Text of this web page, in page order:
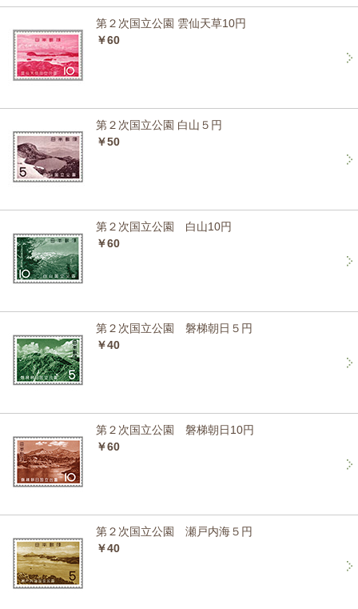
第２次国立公園 雲仙天草10円
￥60
第２次国立公園 白山５円
￥50
第２次国立公園 白山10円
￥60
第２次国立公園 磐梯朝日５円
￥40
第２次国立公園 磐梯朝日10円
￥60
第２次国立公園 瀬戸内海５円
￥40